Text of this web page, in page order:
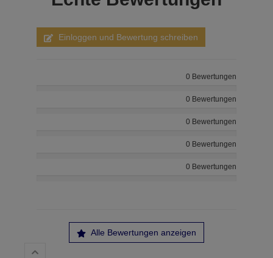
Einloggen und Bewertung schreiben
0 Bewertungen
0 Bewertungen
0 Bewertungen
0 Bewertungen
0 Bewertungen
Alle Bewertungen anzeigen